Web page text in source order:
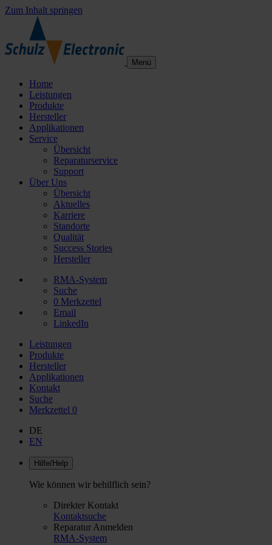
Zum Inhalt springen
Menü
Home
Leistungen
Produkte
Hersteller
Applikationen
Service
Übersicht
Reparaturservice
Support
Über Uns
Übersicht
Aktuelles
Karriere
Standorte
Qualität
Success Stories
Hersteller
RMA-System
Suche
0 Merkzettel
Email
LinkedIn
Leistungen
Produkte
Hersteller
Applikationen
Kontakt
Suche
Merkzettel 0
DE
EN
Hilfe/Help
Wie können wir behilflich sein?
Direkter Kontakt
Kontaktsuche
Reparatur Anmelden
RMA-System